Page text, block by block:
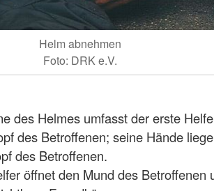
Helm abnehmen
Foto: DRK e.V.
des Helmes umfasst der erste
des Betroffenen; seine Hände
des Betroffenen.
öffnet den Mund des Betroffenen